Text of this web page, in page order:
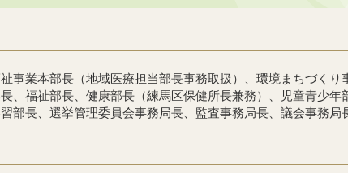
事業本部長（地域医療担当部長事務取扱）、環境まちづくり
、福祉部長、健康部長（練馬区保健所長兼務）、児童青少
部長、選挙管理委員会事務局長、監査事務局長、議会事務局